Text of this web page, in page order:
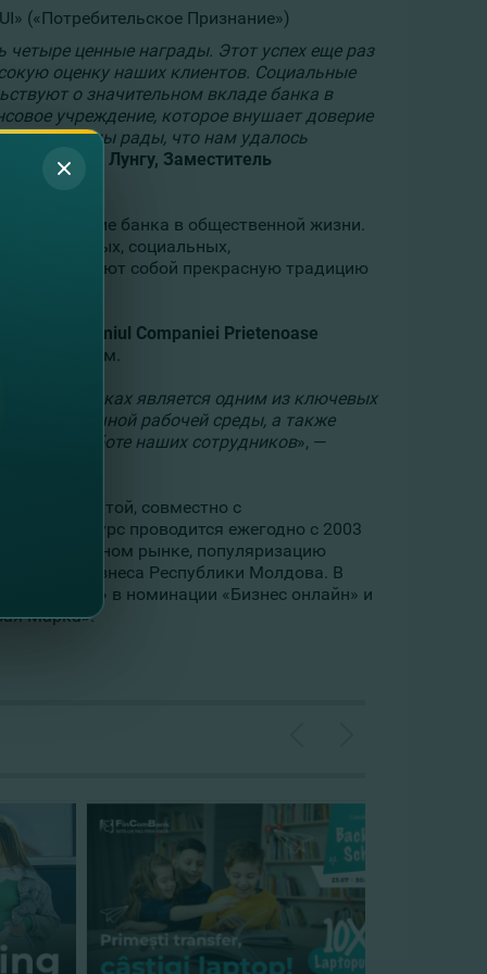
(«Потребительское Признание»)
ценные награды. Этот успех еще раз
оценку наших клиентов. Социальные
о значительном вкладе банка в
учреждение, которое внушает доверие
брендом, мы рады, что нам удалось
Виталие Лунгу, Заместитель
участие банка в общественной жизни.
социальных,
представляют собой прекрасную традицию
«
Premiul Companiei Prietenoase
сотрудникам.
сотрудниках является одним из ключевых
гармоничной рабочей среды, а также
работе наших сотрудников», —
Палатой, совместно с
Этот конкурс проводится ежегодно с 2003
на местном рынке, популяризацию
бизнеса Республики Молдова. В
Меркурий» в номинации «Бизнес онлайн» и
Марка».